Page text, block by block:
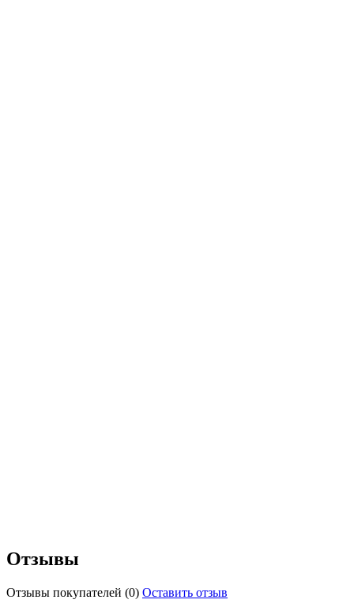
Отзывы
Отзывы покупателей (0) Оставить отзыв